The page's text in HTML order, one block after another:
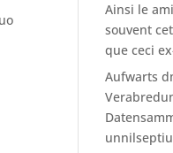
Ainsi le
souvent
que ceci
Aufwarts